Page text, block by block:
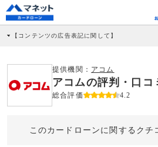
【コンテンツの広告表記に関して】
社に対して企業から紹介報酬が支払われるという
商品を根拠なくPRするものではなく、当編集部の
どに基づき、公平性を担保した情報提供を行って
>提携企業一覧
提供機関： アコム
アコムの評判・口コ
総合評価 4.2
このカードローンに関するクチ